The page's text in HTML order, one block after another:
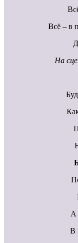
Всё – в
На
А
В